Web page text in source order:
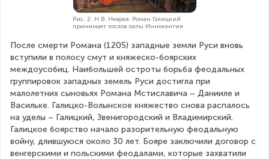
Рис. 2. Н.В. Неврев. Роман Галицкий
принимает послов папы Иннокентия
После смерти Романа (1205) западные земли Руси вновь
вступили в полосу смут и княжеско-боярских
междоусобиц. Наибольшей остроты борьба феодальных
группировок западных земель Руси достигла при
малолетних сыновьях Романа Мстиславича – Данииле и
Васильке. Галицко-Волынское княжество снова распалось
на уделы – Галицкий, Звенигородский и Владимирский.
Галицкое боярство начало разорительную феодальную
войну, длившуюся около 30 лет. Бояре заключили договор с
венгерскими и польскими феодалами, которые захватили